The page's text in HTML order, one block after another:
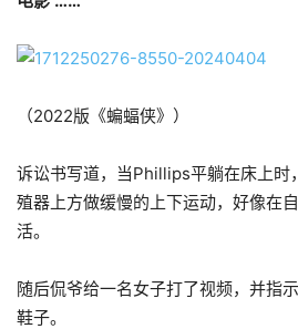
（2022版《蝙蝠侠》）
诉讼书写道，当Phillips平躺在床上时
殖器上方做缓慢的上下运动，好像在
活。
随后侃爷给一名女子打了视频，并指
鞋子。